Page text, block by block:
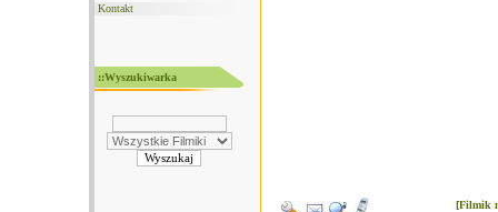
Kontakt
::Wyszukiwarka
[Filmik